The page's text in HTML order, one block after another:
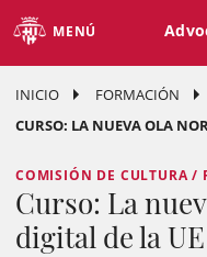
MENÚ
INICIO
FORMACIÓN
CURSO: LA NUEVA OLA
COMISIÓN DE CULTURA
Curso: La
digital de la UE